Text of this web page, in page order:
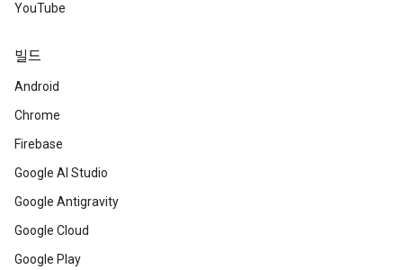
YouTube
빌드
Android
Chrome
Firebase
Google AI Studio
Google Antigravity
Google Cloud
Google Play